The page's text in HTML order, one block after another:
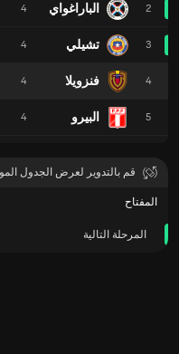
2 الباراغواي
3 تشيلي
4 فنزويلا
5 البيرو
4
4
4
4
قم بالتدوير لعرض الجدول
المفتاح
المرحلة التالية